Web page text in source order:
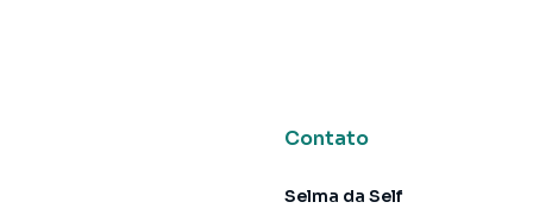
Contato
Selma da Self